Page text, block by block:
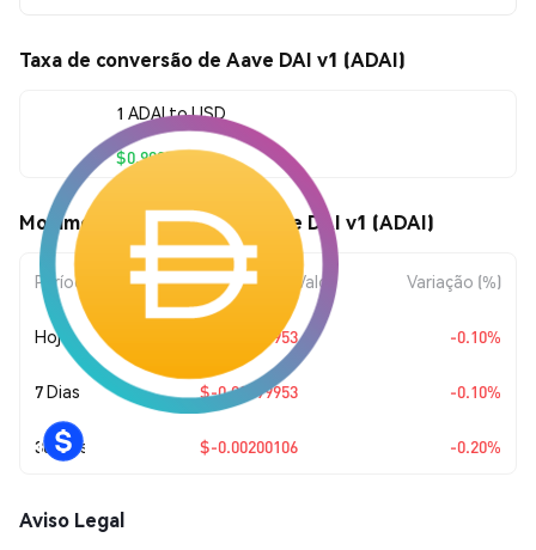
Taxa de conversão de Aave DAI v1 (ADAI)
1 ADAI to USD
$0.998531
Movimentos de preço de Aave DAI v1 (ADAI)
Período Variação do Valor Variação (%)
Hoje $-0.00099953 -0.10%
7 Dias $-0.00099953 -0.10%
30 Dias $-0.00200106 -0.20%
Aviso Legal